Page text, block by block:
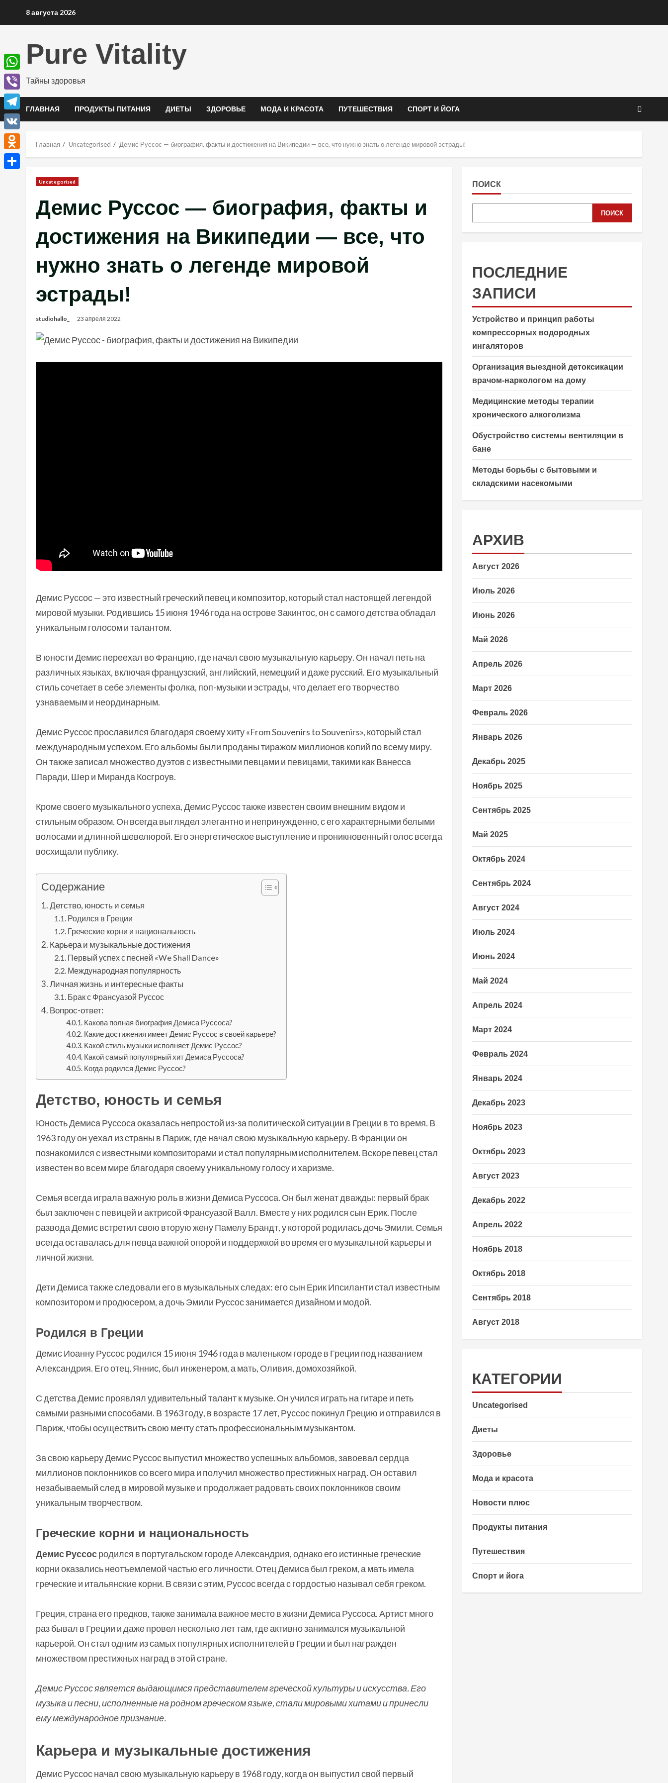
8 августа 2026
Pure Vitality
Тайны здоровья
ГЛАВНАЯ ПРОДУКТЫ ПИТАНИЯ ДИЕТЫ ЗДОРОВЬЕ МОДА И КРАСОТА ПУТЕШЕСТВИЯ СПОРТ И ЙОГА
Главная Uncategorised Демис Руссос — биография, факты и достижения на Википедии — все, что нужно знать о легенде мировой эстрады!
Uncategorised
Демис Руссос — биография, факты и
достижения на Википедии — все, что
нужно знать о легенде мировой
эстрады!
studiohallo_ 23 апреля 2022
Демис Руссос — это известный греческий певец и композитор, который стал настоящей легендой
мировой музыки. Родившись 15 июня 1946 года на острове Закинтос, он с самого детства обладал
уникальным голосом и талантом.
В юности Демис переехал во Францию, где начал свою музыкальную карьеру. Он начал петь на
различных языках, включая французский, английский, немецкий и даже русский. Его музыкальный
стиль сочетает в себе элементы фолка, поп-музыки и эстрады, что делает его творчество
узнаваемым и неординарным.
Демис Руссос прославился благодаря своему хиту «From Souvenirs to Souvenirs», который стал
международным успехом. Его альбомы были проданы тиражом миллионов копий по всему миру.
Он также записал множество дуэтов с известными певцами и певицами, такими как Ванесса
Паради, Шер и Миранда Косгроув.
Кроме своего музыкального успеха, Демис Руссос также известен своим внешним видом и
стильным образом. Он всегда выглядел элегантно и непринужденно, с его характерными белыми
волосами и длинной шевелюрой. Его энергетическое выступление и проникновенный голос всегда
восхищали публику.
Содержание
Детство, юность и семья
Родился в Греции
Греческие корни и национальность
Карьера и музыкальные достижения
Первый успех с песней «We Shall Dance»
Международная популярность
Личная жизнь и интересные факты
Брак с Франсуазой Руссос
Вопрос-ответ:
Какова полная биография Демиса Руссоса?
Какие достижения имеет Демис Руссос в своей карьере?
Какой стиль музыки исполняет Демис Руссос?
Какой самый популярный хит Демиса Руссоса?
Когда родился Демис Руссос?
Детство, юность и семья
Юность Демиса Руссоса оказалась непростой из-за политической ситуации в Греции в то время. В
1963 году он уехал из страны в Париж, где начал свою музыкальную карьеру. В Франции он
познакомился с известными композиторами и стал популярным исполнителем. Вскоре певец стал
известен во всем мире благодаря своему уникальному голосу и харизме.
Семья всегда играла важную роль в жизни Демиса Руссоса. Он был женат дважды: первый брак
был заключен с певицей и актрисой Франсуазой Валл. Вместе у них родился сын Ерик. После
развода Демис встретил свою вторую жену Памелу Брандт, у которой родилась дочь Эмили. Семья
всегда оставалась для певца важной опорой и поддержкой во время его музыкальной карьеры и
личной жизни.
Дети Демиса также следовали его в музыкальных следах: его сын Ерик Ипсиланти стал известным
композитором и продюсером, а дочь Эмили Руссос занимается дизайном и модой.
Родился в Греции
Демис Иоанну Руссос родился 15 июня 1946 года в маленьком городе в Греции под названием
Александрия. Его отец, Яннис, был инженером, а мать, Оливия, домохозяйкой.
С детства Демис проявлял удивительный талант к музыке. Он учился играть на гитаре и петь
самыми разными способами. В 1963 году, в возрасте 17 лет, Руссос покинул Грецию и отправился в
Париж, чтобы осуществить свою мечту стать профессиональным музыкантом.
За свою карьеру Демис Руссос выпустил множество успешных альбомов, завоевал сердца
миллионов поклонников со всего мира и получил множество престижных наград. Он оставил
незабываемый след в мировой музыке и продолжает радовать своих поклонников своим
уникальным творчеством.
Греческие корни и национальность
Демис Руссосродился в португальском городе Александрия, однако его истинные греческие
корни оказались неотъемлемой частью его личности. Отец Демиса был греком, а мать имела
греческие и итальянские корни. В связи с этим, Руссос всегда с гордостью называл себя греком.
Греция, страна его предков, также занимала важное место в жизни Демиса Руссоса. Артист много
раз бывал в Греции и даже провел несколько лет там, где активно занимался музыкальной
карьерой. Он стал одним из самых популярных исполнителей в Греции и был награжден
множеством престижных наград в этой стране.
Демис Руссос является выдающимся представителем греческой культуры и искусства. Его
музыка и песни, исполненные на родном греческом языке, стали мировыми хитами и принесли
ему международное признание.
Карьера и музыкальные достижения
Демис Руссос начал свою музыкальную карьеру в 1968 году, когда он выпустил свой первый
ПОИСК
ПОИСК
ПОСЛЕДНИЕ
ЗАПИСИ
Устройство и принцип работы
компрессорных водородных
ингаляторов
Организация выездной детоксикации
врачом-наркологом на дому
Медицинские методы терапии
хронического алкоголизма
Обустройство системы вентиляции в
бане
Методы борьбы с бытовыми и
складскими насекомыми
АРХИВ
Август 2026
Июль 2026
Июнь 2026
Май 2026
Апрель 2026
Март 2026
Февраль 2026
Январь 2026
Декабрь 2025
Ноябрь 2025
Сентябрь 2025
Май 2025
Октябрь 2024
Сентябрь 2024
Август 2024
Июль 2024
Июнь 2024
Май 2024
Апрель 2024
Март 2024
Февраль 2024
Январь 2024
Декабрь 2023
Ноябрь 2023
Октябрь 2023
Август 2023
Декабрь 2022
Апрель 2022
Ноябрь 2018
Октябрь 2018
Сентябрь 2018
Август 2018
КАТЕГОРИИ
Uncategorised
Диеты
Здоровье
Мода и красота
Новости плюс
Продукты питания
Путешествия
Спорт и йога
WhatsApp
Viber
Telegram
VK
Odnoklassniki
Отправить